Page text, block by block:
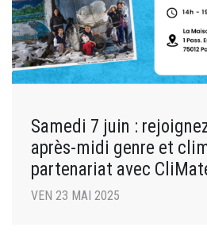
Samedi 7 juin :
après-midi genre et
partenariat avec
VEN 23 MAI 2025